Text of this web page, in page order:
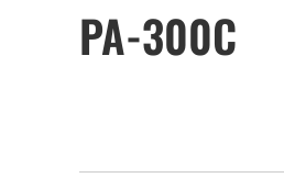
PA-300C